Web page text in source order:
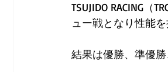
TSUJIDO RACING
ュー戦となり性能
結果は優勝、準優